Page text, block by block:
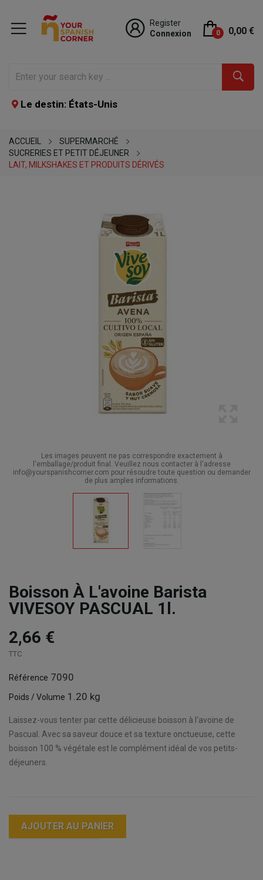
Register
Connexion
0 0,00 €
Le destin: États-Unis
ACCUEIL
SUPERMARCHÉ
SUCRERIES ET PETIT DÉJEUNER
LAIT, MILKSHAKES ET PRODUITS DÉRIVÉS
Les images peuvent ne pas correspondre exactement à
l'emballage/produit final. Veuillez nous contacter à l'adresse
info@yourspanishcorner.com pour résoudre toute question ou demander
de plus amples informations.
Boisson À L'avoine Barista
VIVESOY PASCUAL 1l.
2,66 €
TTC
Référence 7090
Poids / Volume 1.20 kg
Laissez-vous tenter par cette délicieuse boisson à l'avoine de
Pascual. Avec sa saveur douce et sa texture onctueuse, cette
boisson 100 % végétale est le complément idéal de vos petits-
déjeuners.
AJOUTER AU PANIER